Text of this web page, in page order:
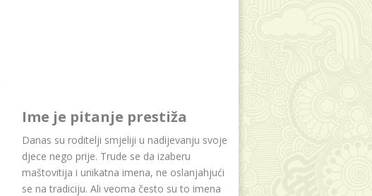
Ime je pitanje prestiža
Danas su roditelji smjeliji u nadijevanju svoje
djece nego prije. Trude se da izaberu
maštovitija i unikatna imena, ne oslanjahjući
se na tradiciju. Ali veoma često su to imena